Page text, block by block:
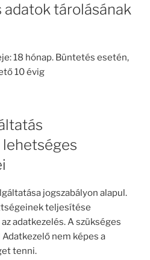
adatok tárolásának
18 hónap. Büntetés esetén,
10 évig
jogszabályon alapul.
teljesítése
adatkezelés. A szükséges
nem képes a
tenni.